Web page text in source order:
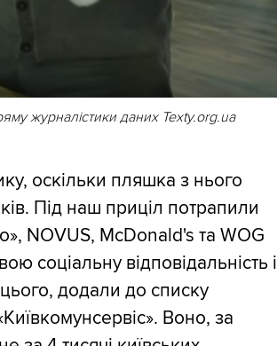
журналістики даних Texty.org.ua
оскільки пляшка з нього
Під наш приціл потрапили
NOVUS, McDonald's та WOG
соціальну відповідальність і
додали до списку
Воно, за